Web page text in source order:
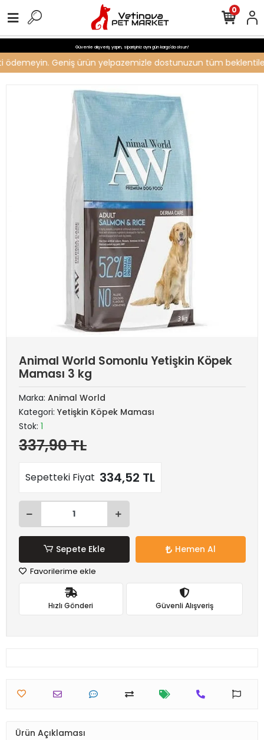
Güvenle alışveriş yapın, siparişiniz aynı gün kargo'da olsun!
Geniş ürün yelpazemizle dostunuzun tüm
0
Animal World Somonlu Yetişkin Köpek
Maması 3 kg
Marka: Animal World
Kategori: Yetişkin Köpek Maması
Stok: 1
337,90 TL
Sepetteki Fiyat 334,52 TL
Sepete Ekle Hemen Al
Favorilerime ekle
Hızlı Gönderi Güvenli Alışveriş
Ürün Açıklaması